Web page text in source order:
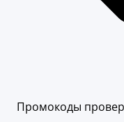
Промокоды